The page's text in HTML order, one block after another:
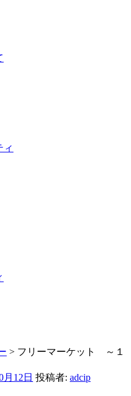
ィ
> フリーマーケット ～１
月12日 投稿者: adcip